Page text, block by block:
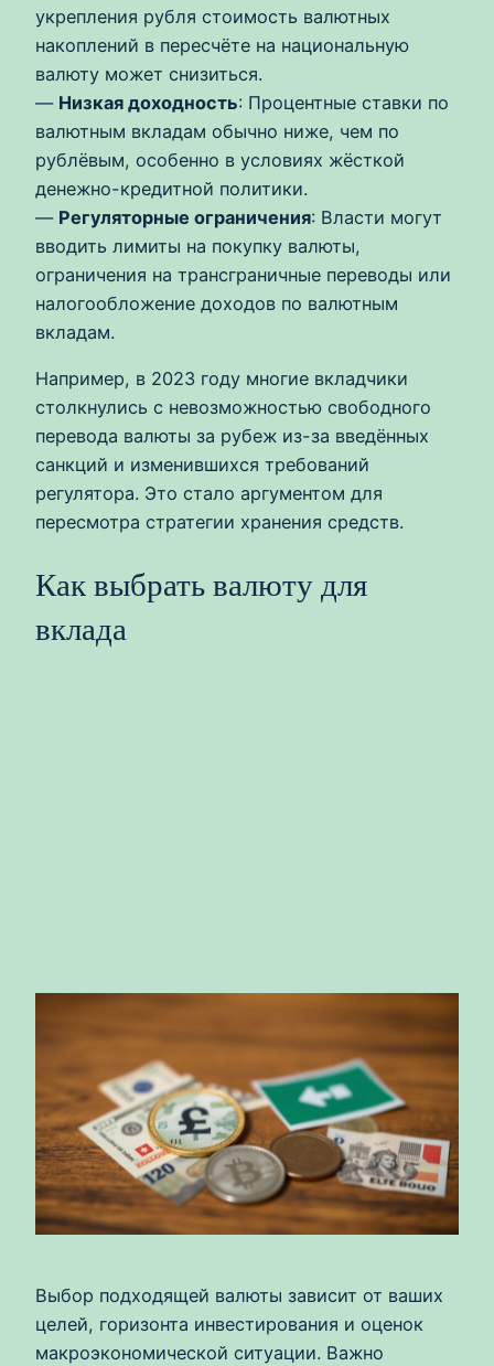
укрепления рубля стоимость валютных
накоплений в пересчёте на национальную
валюту может снизиться.
— Низкая доходность: Процентные ставки по
валютным вкладам обычно ниже, чем по
рублёвым, особенно в условиях жёсткой
денежно-кредитной политики.
— Регуляторные ограничения: Власти могут
вводить лимиты на покупку валюты,
ограничения на трансграничные переводы или
налогообложение доходов по валютным
вкладам.
Например, в 2023 году многие вкладчики
столкнулись с невозможностью свободного
перевода валюты за рубеж из-за введённых
санкций и изменившихся требований
регулятора. Это стало аргументом для
пересмотра стратегии хранения средств.
Как выбрать валюту для
вклада
Выбор подходящей валюты зависит от ваших
целей, горизонта инвестирования и оценок
макроэкономической ситуации. Важно